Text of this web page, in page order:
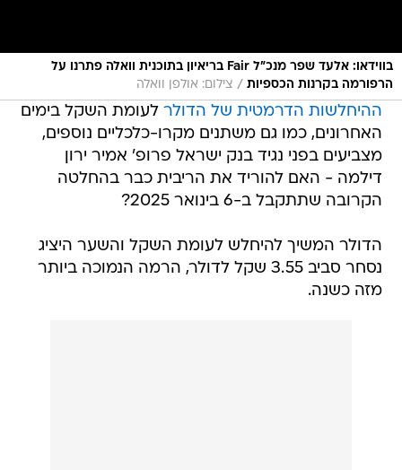
בווידאו: אלעד שפר מנכ"ל Fair בריאיון בתוכנית וואלה פתרנו על
הרפורמה בקרנות הכספיות / צילום: אולפן וואלה
ההיחלשות הדרמטית של הדולר לעומת השקל בימים
האחרונים, כמו גם משתנים מקרו-כלכליים נוספים,
מצביעים בפני נגיד בנק ישראל פרופ' אמיר ירון
דילמה - האם להוריד את הריבית כבר בהחלטה
הקרובה שתתקבל ב-6 בינואר 2025?
הדולר המשיך להיחלש לעומת השקל והשער היציג
נסחר סביב 3.55 שקל לדולר, הרמה הנמוכה ביותר
מזה כשנה.